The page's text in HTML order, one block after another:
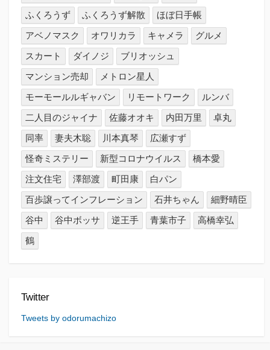
ふくろうず
ふくろうず解散
ほぼ日手帳
アベノマスク
オワリカラ キャメラ
グルメ
スカート
ダイノジ
ブリオッシュ
マンション売却
メトロン星人
モーモールルギャバン
リモートワーク
ルンバ
二人目のジャイナ
佐藤オオキ 内田万里
卓丸
同率
妻夫木聡 川本真琴
広瀬すず
怪奇ミステリー
新型コロナウイルス
橋本愛
注文住宅
澤部渡 町田康
白パン
百歩譲ってインフレーション
石井ちゃん
細野晴臣
谷中
谷中ボッサ 逆王手 青葉市子
高橋幸弘
鶴
Twitter
Tweets by odorumachizo